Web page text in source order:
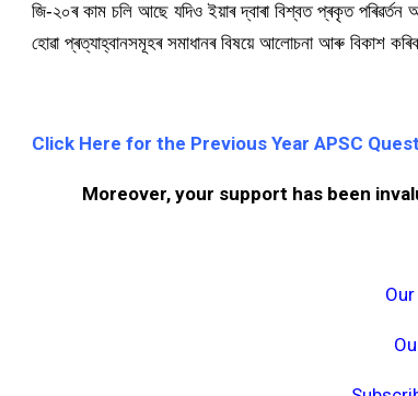
জি-২০ৰ কাম চলি আছে যদিও ইয়াৰ দ্বাৰা বিশ্বত প্ৰকৃত
হোৱা প্ৰত্যাহ্বানসমূহৰ সমাধানৰ বিষয়ে আলোচনা আৰু বিকাশ
Click Here for the Previous Year APSC
Moreover, your support has been